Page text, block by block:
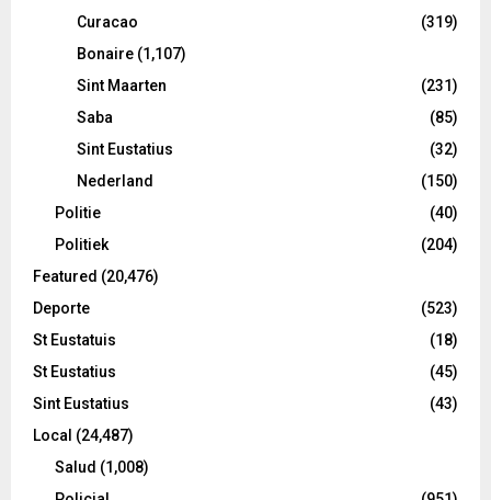
Curacao
(319)
Bonaire (1,107)
Sint Maarten
(231)
Saba
(85)
Sint Eustatius
(32)
Nederland
(150)
Politie
(40)
Politiek
(204)
Featured (20,476)
Deporte
(523)
St Eustatuis
(18)
St Eustatius
(45)
Sint Eustatius
(43)
Local (24,487)
Salud (1,008)